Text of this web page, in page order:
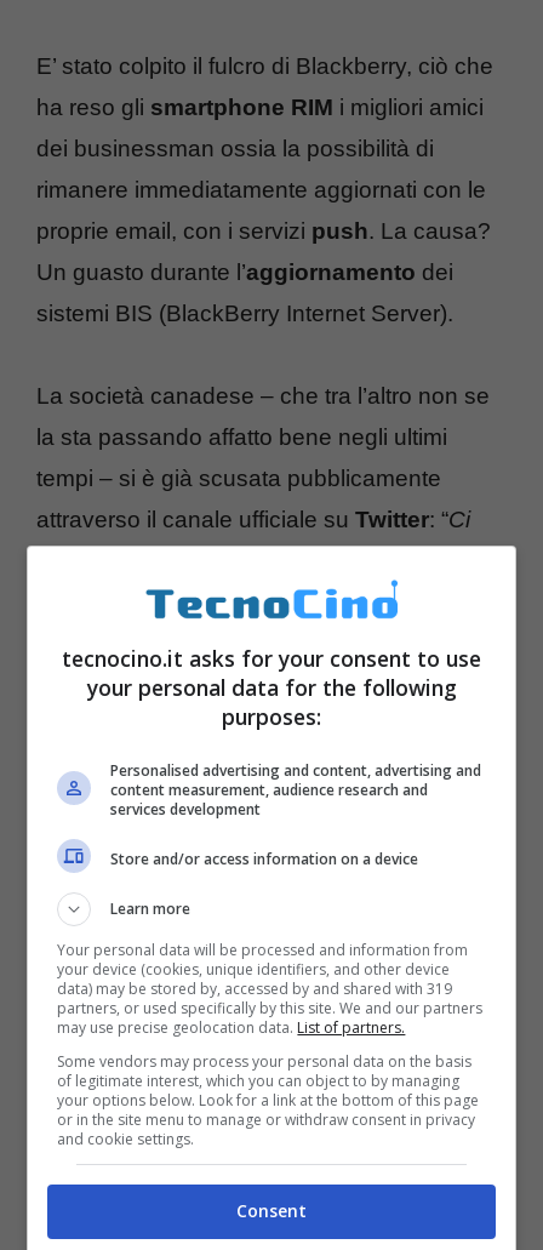
E’ stato colpito il fulcro di Blackberry, ciò che
ha reso gli smartphone RIM i migliori amici
dei businessman ossia la possibilità di
rimanere immediatamente aggiornati con le
proprie email, con i servizi push. La causa?
Un guasto durante l’aggiornamento dei
sistemi BIS (BlackBerry Internet Server).
La società canadese – che tra l’altro non se
la sta passando affatto bene negli ultimi
tempi – si è già scusata pubblicamente
attraverso il canale ufficiale su Twitter: “Ci
Medio Oriente e Africa, dove ancora si
aggiorneremo il prima possibile “.
tecnocino.it asks for your consent to use
your personal data for the following
purposes:
Personalised advertising and content, advertising and
content measurement, audience research and
services development
Store and/or access information on a device
Learn more
Your personal data will be processed and information from
your device (cookies, unique identifiers, and other device
data) may be stored by, accessed by and shared with 319
partners, or used specifically by this site. We and our partners
may use precise geolocation data. List of partners.
Some vendors may process your personal data on the basis
of legitimate interest, which you can object to by managing
your options below. Look for a link at the bottom of this page
or in the site menu to manage or withdraw consent in privacy
and cookie settings.
Consent